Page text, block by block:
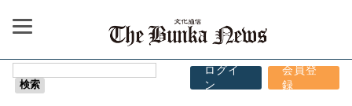
ログイ
ン
会員登
録